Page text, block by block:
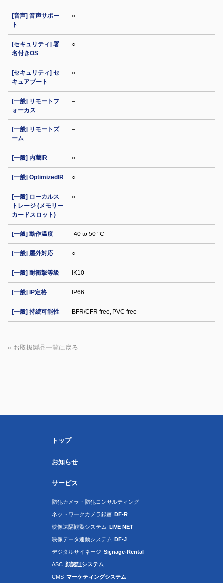
[音声] 音声サポー
ト
○
[セキュリティ] 署
名付きOS
○
[セキュリティ] セ
キュアブート
○
[一般] リモートフ
ォーカス
–
[一般] リモートズ
ーム
–
[一般] 内蔵IR ○
[一般] OptimizedIR ○
[一般] ローカルス
トレージ (メモリー
カードスロット)
○
[一般] 動作温度 -40 to 50 °C
[一般] 屋外対応 ○
[一般] 耐衝撃等級 IK10
[一般] IP定格 IP66
[一般] 持続可能性 BFR/CFR free, PVC free
« お取扱製品一覧に戻る
トップ
お知らせ
サービス
防犯カメラ・防犯コンサルティング
ネットワークカメラ録画 DF-R
映像遠隔観覧システム LIVE NET
映像データ連動システム DF-J
デジタルサイネージ Signage-Rental
ASC 顔認証システム
CMS マーケティングシステム